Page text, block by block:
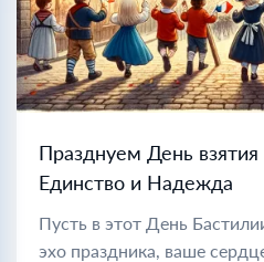
Празднуем День
Единство и Надежда
Пусть в этот День
эхо праздника, ваше